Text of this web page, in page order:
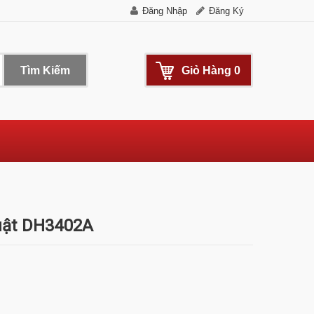
Đăng Nhập Đăng Ký
Tìm Kiếm Giỏ Hàng 0
DH3402A